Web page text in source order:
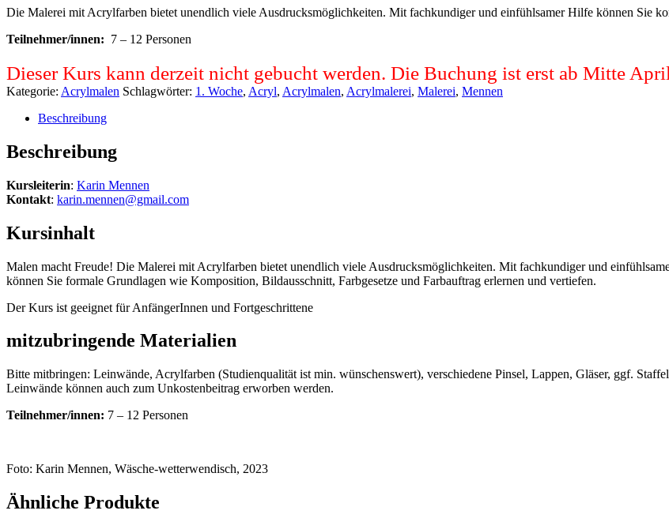
Die Malerei mit Acrylfarben bietet unendlich viele Ausdrucksmöglichkeiten. Mit fachkundiger und einfühlsamer Hilfe können Sie
Teilnehmer/innen: 7 – 12 Personen
Dieser Kurs kann derzeit nicht gebucht werden. Die Buchung ist erst ab Mitte
Kategorie: Acrylmalen Schlagwörter: 1. Woche, Acryl, Acrylmalen, Acrylmalerei, Malerei, Mennen
Beschreibung
Beschreibung
Kursleiterin: Karin Mennen
Kontakt: karin.mennen@gmail.com
Kursinhalt
Malen macht Freude! Die Malerei mit Acrylfarben bietet unendlich viele Ausdrucksmöglichkeiten. Mit fachkundiger und
können Sie formale Grundlagen wie Komposition, Bildausschnitt, Farbgesetze und Farbauftrag erlernen und vertiefen.
Der Kurs ist geeignet für AnfängerInnen und Fortgeschrittene
mitzubringende Materialien
Bitte mitbringen: Leinwände, Acrylfarben (Studienqualität ist min. wünschenswert), verschiedene Pinsel, Lappen, Gläser, ggf.
Leinwände können auch zum Unkostenbeitrag erworben werden.
Teilnehmer/innen: 7 – 12 Personen
Foto: Karin Mennen, Wäsche-wetterwendisch, 2023
Ähnliche Produkte